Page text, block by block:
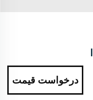
درخواست قیمت